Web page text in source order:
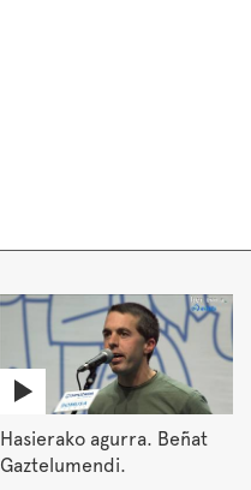
Hasierako agurra. Beñat
Gaztelumendi.